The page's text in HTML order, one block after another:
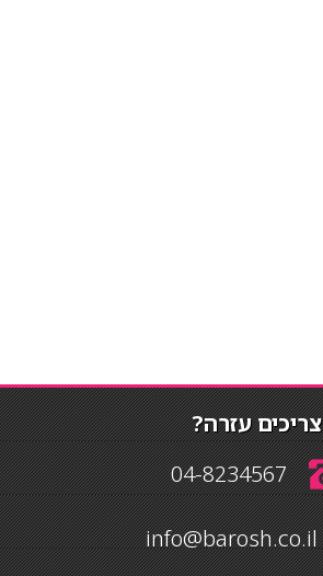
צריכים עזרה?
04-8234567
info@barosh.co.il